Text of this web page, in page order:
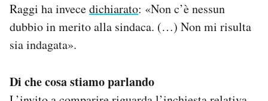
Raggi ha invecedichiarato: «Non c’è nessun
dubbio in merito alla sindaca. (…) Non mi risulta
sia indagata».
Di che cosa stiamo parlando